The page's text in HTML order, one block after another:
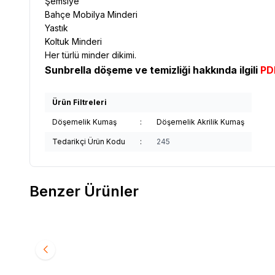
Bahçe Mobilya Minderi
Yastık
Koltuk Minderi
Her türlü minder dikimi.
Sunbrella döşeme ve temizliği hakkında ilgili
Ürün Filtreleri
Döşemelik Kumaş : Döşemelik Akrilik Kumaş
Tedarikçi Ürün Kodu : 245
Benzer Ürünler
1.993,19